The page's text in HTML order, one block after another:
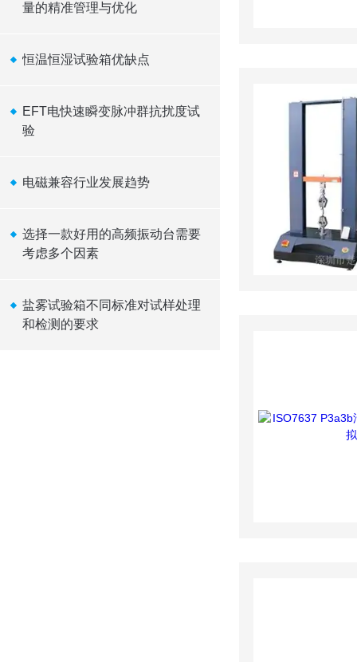
量的精准管理与优化
恒温恒湿试验箱优缺点
EFT电快速瞬变脉冲群抗扰度试
验
电磁兼容行业发展趋势
选择一款好用的高频振动台需要
考虑多个因素
盐雾试验箱不同标准对试样处理
和检测的要求